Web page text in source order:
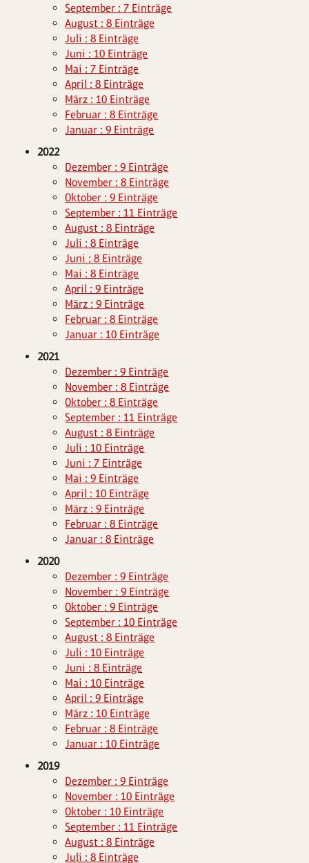
September : 7 Einträge
August : 8 Einträge
Juli : 8 Einträge
Juni : 10 Einträge
Mai : 7 Einträge
April : 8 Einträge
März : 10 Einträge
Februar : 8 Einträge
Januar : 9 Einträge
2022
Dezember : 9 Einträge
November : 8 Einträge
Oktober : 9 Einträge
September : 11 Einträge
August : 8 Einträge
Juli : 8 Einträge
Juni : 8 Einträge
Mai : 8 Einträge
April : 9 Einträge
März : 9 Einträge
Februar : 8 Einträge
Januar : 10 Einträge
2021
Dezember : 9 Einträge
November : 8 Einträge
Oktober : 8 Einträge
September : 11 Einträge
August : 8 Einträge
Juli : 10 Einträge
Juni : 7 Einträge
Mai : 9 Einträge
April : 10 Einträge
März : 9 Einträge
Februar : 8 Einträge
Januar : 8 Einträge
2020
Dezember : 9 Einträge
November : 9 Einträge
Oktober : 9 Einträge
September : 10 Einträge
August : 8 Einträge
Juli : 10 Einträge
Juni : 8 Einträge
Mai : 10 Einträge
April : 9 Einträge
März : 10 Einträge
Februar : 8 Einträge
Januar : 10 Einträge
2019
Dezember : 9 Einträge
November : 10 Einträge
Oktober : 10 Einträge
September : 11 Einträge
August : 8 Einträge
Juli : 8 Einträge